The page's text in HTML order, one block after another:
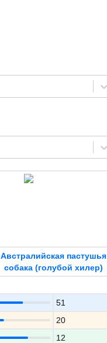
Австралийская пастушья
собака (голубой хилер)
51
20
12